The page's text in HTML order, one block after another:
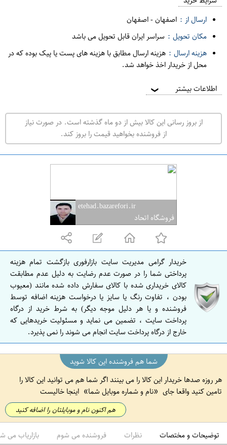
ر
ت
ر
ا
ا
ص
ف
ه
ن
ارسال از : اصفهان-اصفهان
مکان تحویل : سراسر ایران قابل تحویل می باشد
هزینه ارسال : هزینه ارسال مطابق با هزینه های پست یا پیک بوده که در
محل از خریدار اخذ خواهد شد.
اطلاعات بیشتر ❯
از بروز رسانی این کالا بیش از دو ماه گذشته است. در صورت نیاز
از فروشنده بخواهید قیمت را بروز کند.
etehad.bazarefori.ir
فروشگاه اتحاد
خریدار گرامی مدیریت سایت بازارفوری بازگشت تمام هزینه
پرداختی شما را در صورت عدم رضایت به دلیل عدم مطابقت
کالای خریداری شده با کالای سفارش داده شده مانند (معیوب
بودن ، تفاوت رنگ یا سایز یا درخواست هزینه اضافه توسط
فروشنده و یا هر دلیل موجه دیگر) به شرط خرید از درگاه
پرداخت سایت ، تضمین می نماید و مسئولیت خریدهایی که
خارج از درگاه پرداخت سایت انجام می شوند را نمی پذیرد.
شما هم فروشنده این کالا شوید
هر روزه صدها خریدار این کالا را می بینند اگر شما هم می توانید این کالا را
تامین کنید واقعا جای
نام و شماره موبایل شما اینجا خالیست
هم اکنون نام و موبایلتان را اضافه کنید
توضیحات و مختصات نظرات فروشنده می شوم بازاریاب می